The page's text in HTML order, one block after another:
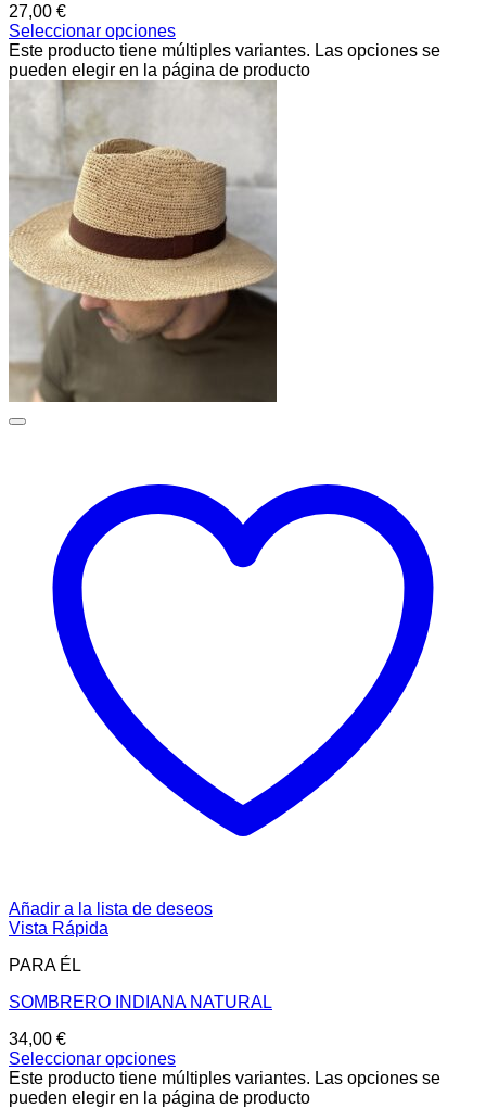
27,00 €
Seleccionar opciones
Este producto tiene múltiples variantes. Las opciones se
pueden elegir en la página de producto
Añadir a la lista de deseos
Vista Rápida
PARA ÉL
SOMBRERO INDIANA NATURAL
34,00 €
Seleccionar opciones
Este producto tiene múltiples variantes. Las opciones se
pueden elegir en la página de producto